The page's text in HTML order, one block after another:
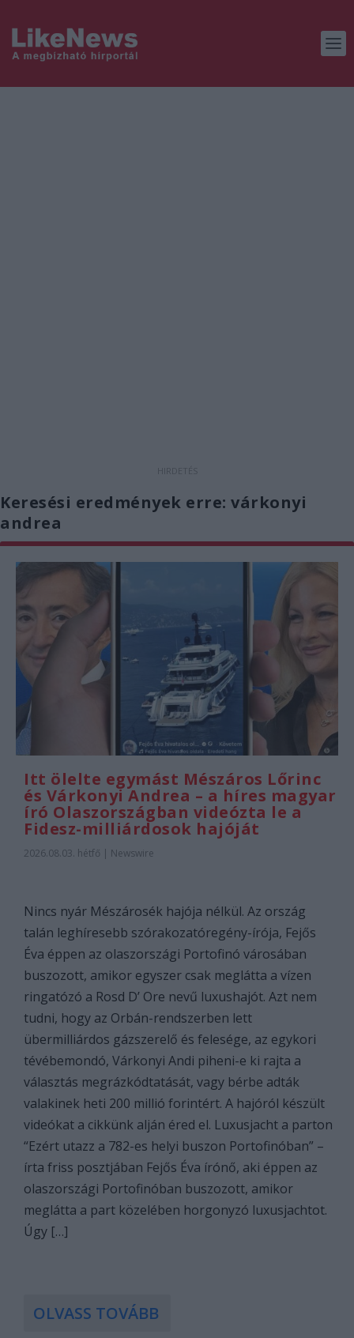
Keresési eredmények erre: várkonyi
andrea
Itt ölelte egymást Mészáros Lőrinc
és Várkonyi Andrea – a híres magyar
író Olaszországban videózta le a
Fidesz-milliárdosok hajóját
2026.08.03. hétfő | Newswire
Nincs nyár Mészárosék hajója nélkül. Az ország
talán leghíresebb szórakozatóregény-írója, Fejős
Éva éppen az olaszországi Portofinó városában
buszozott, amikor egyszer csak meglátta a vízen
ringatózó a Rosd D’ Ore nevű luxushajót. Azt nem
tudni, hogy az Orbán-rendszerben lett
übermilliárdos gázszerelő és felesége, az egykori
tévébemondó, Várkonyi Andi piheni-e ki rajta a
választás megrázkódtatását, vagy bérbe adták
valakinek heti 200 millió forintért. A hajóról készült
videókat a cikkünk alján éred el. Luxusjacht a parton
“Ezért utazz a 782-es helyi buszon Portofinóban” –
írta friss posztjában Fejős Éva írónő, aki éppen az
olaszországi Portofinóban buszozott, amikor
meglátta a part közelében horgonyzó luxusjachtot.
Úgy […]
OLVASS TOVÁBB